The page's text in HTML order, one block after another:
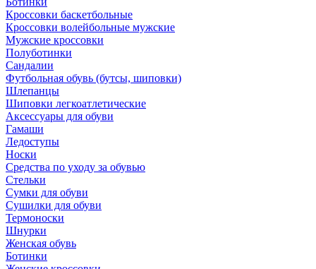
Кроссовки баскетбольные
Кроссовки волейбольные мужские
Мужские кроссовки
Полуботинки
Сандалии
Футбольная обувь (бутсы, шиповки)
Шлепанцы
Шиповки легкоатлетические
Аксессуары для обуви
Гамаши
Ледоступы
Носки
Средства по уходу за обувью
Стельки
Сумки для обуви
Сушилки для обуви
Термоноски
Шнурки
Женская обувь
Ботинки